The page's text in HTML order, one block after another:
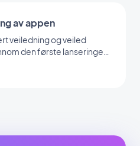
av appen
veiledning og veiled
den første lanseringen